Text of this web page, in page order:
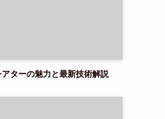
ターの魅力と最新技術解説